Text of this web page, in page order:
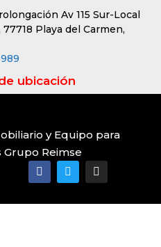
Av 115 Sur-Local
Playa del Carmen,
ubicación
y Equipo para
Grupo Reimse